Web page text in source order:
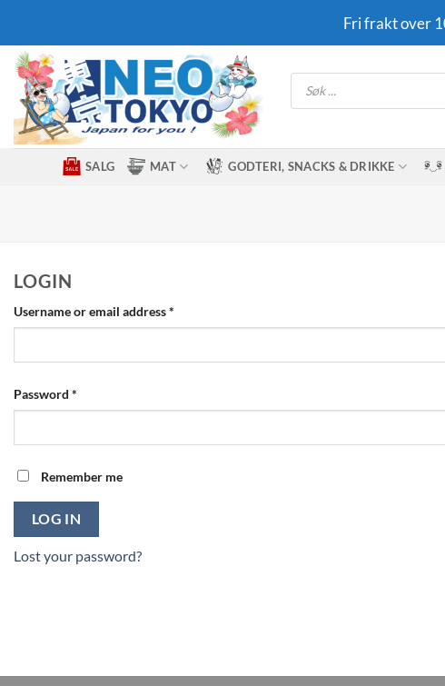
content
Fri frakt over
Products
search
SALG MAT GODTERI, SNACKS & DRIKKE
LOGIN
Username or email address*
Password *
Remember me
LOG IN
Lost your password?